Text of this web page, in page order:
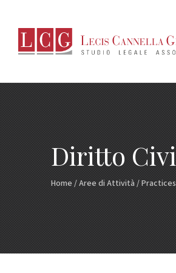
Diritto
Home/Aree di Attività/